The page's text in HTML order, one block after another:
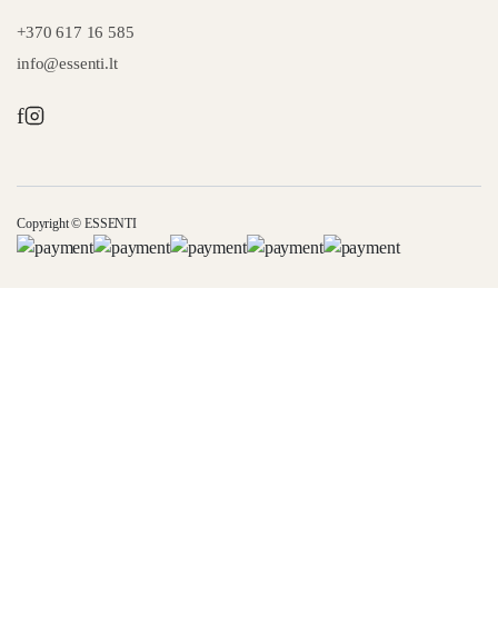
+370 617 16 585
info@essenti.lt
f
Copyright © ESSENTI